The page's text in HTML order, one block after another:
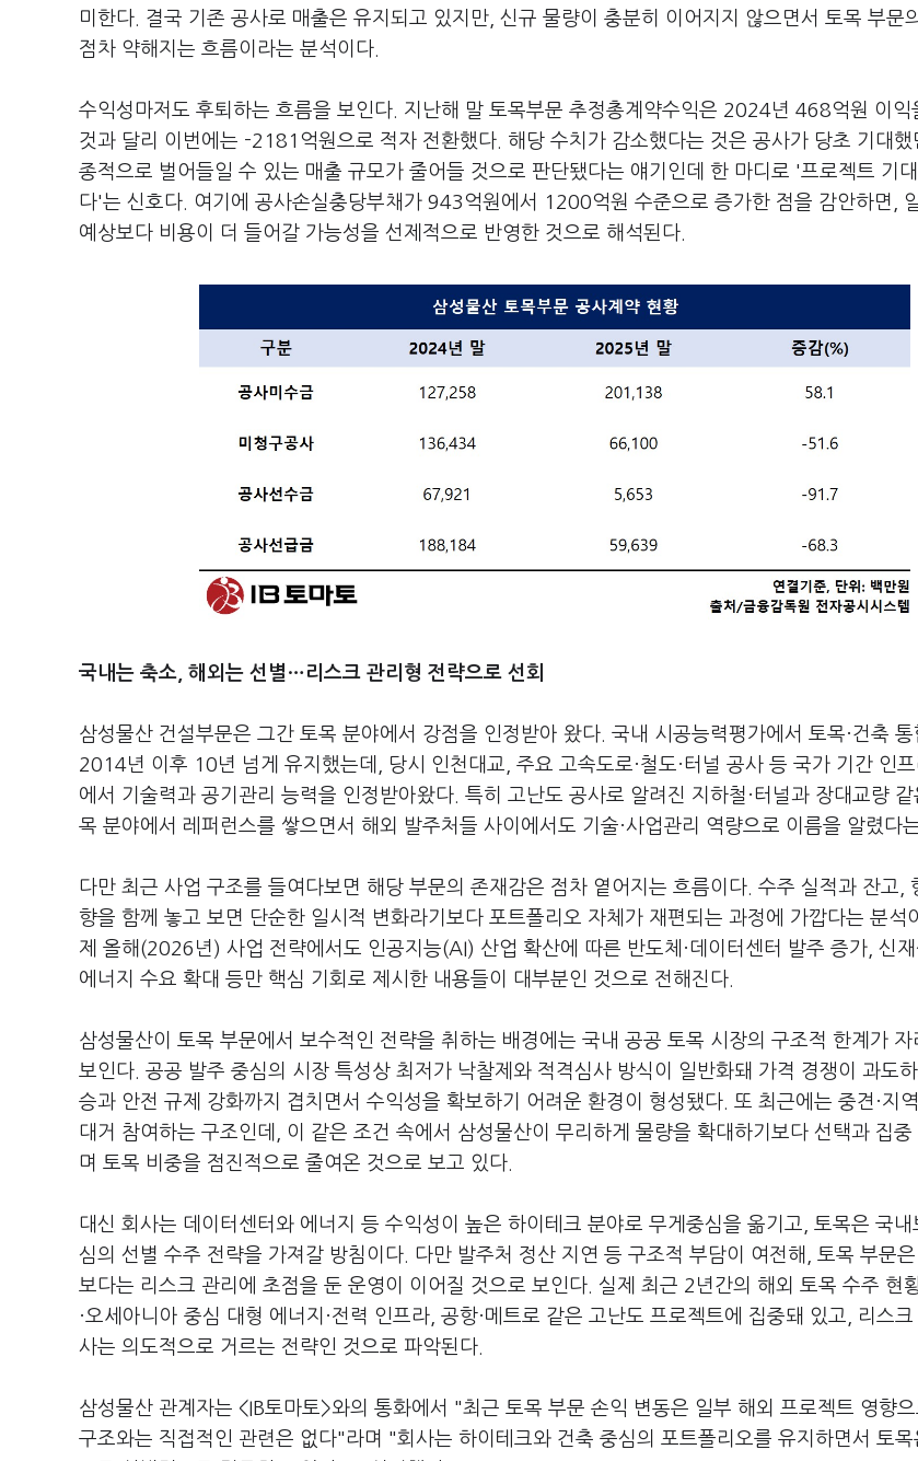
미한다. 결국 기존 공사로 매출은 유지되고 있지만, 신규 물량이 충분히 이어지지 않으면서 토목 부문
점차 약해지는 흐름이라는 분석이다.
수익성마저도 후퇴하는 흐름을 보인다. 지난해 말 토목부문 추정총계약수익은 2024년 468억원 이익
것과 달리 이번에는 -2181억원으로 적자 전환했다. 해당 수치가 감소했다는 것은 공사가 당초 기대했
종적으로 벌어들일 수 있는 매출 규모가 줄어들 것으로 판단됐다는 얘기인데 한 마디로 '프로젝트 기
다'는 신호다. 여기에 공사손실충당부채가 943억원에서 1200억원 수준으로 증가한 점을 감안하면,
예상보다 비용이 더 들어갈 가능성을 선제적으로 반영한 것으로 해석된다.
국내는 축소, 해외는 선별…리스크 관리형 전략으로 선회
삼성물산 건설부문은 그간 토목 분야에서 강점을 인정받아 왔다. 국내 시공능력평가에서 토목·건축
2014년 이후 10년 넘게 유지했는데, 당시 인천대교, 주요 고속도로·철도·터널 공사 등 국가 기간 인
에서 기술력과 공기관리 능력을 인정받아왔다. 특히 고난도 공사로 알려진 지하철·터널과 장대교량
목 분야에서 레퍼런스를 쌓으면서 해외 발주처들 사이에서도 기술·사업관리 역량으로 이름을 알렸다
다만 최근 사업 구조를 들여다보면 해당 부문의 존재감은 점차 옅어지는 흐름이다. 수주 실적과 잔고,
향을 함께 놓고 보면 단순한 일시적 변화라기보다 포트폴리오 자체가 재편되는 과정에 가깝다는 분석
제 올해(2026년) 사업 전략에서도 인공지능(AI) 산업 확산에 따른 반도체·데이터센터 발주 증가, 신재
에너지 수요 확대 등만 핵심 기회로 제시한 내용들이 대부분인 것으로 전해진다.
삼성물산이 토목 부문에서 보수적인 전략을 취하는 배경에는 국내 공공 토목 시장의 구조적 한계가 자
보인다. 공공 발주 중심의 시장 특성상 최저가 낙찰제와 적격심사 방식이 일반화돼 가격 경쟁이 과도
승과 안전 규제 강화까지 겹치면서 수익성을 확보하기 어려운 환경이 형성됐다. 또 최근에는 중견·지
대거 참여하는 구조인데, 이 같은 조건 속에서 삼성물산이 무리하게 물량을 확대하기보다 선택과 집
며 토목 비중을 점진적으로 줄여온 것으로 보고 있다.
대신 회사는 데이터센터와 에너지 등 수익성이 높은 하이테크 분야로 무게중심을 옮기고, 토목은 국내
심의 선별 수주 전략을 가져갈 방침이다. 다만 발주처 정산 지연 등 구조적 부담이 여전해, 토목 부문
보다는 리스크 관리에 초점을 둔 운영이 이어질 것으로 보인다. 실제 최근 2년간의 해외 토목 수주 현
·오세아니아 중심 대형 에너지·전력 인프라, 공항·메트로 같은 고난도 프로젝트에 집중돼 있고, 리스
사는 의도적으로 거르는 전략인 것으로 파악된다.
삼성물산 관계자는 <IB토마토>와의 통화에서 "최근 토목 부문 손익 변동은 일부 해외 프로젝트 영향
구조와는 직접적인 관련은 없다"라며 "회사는 하이테크와 건축 중심의 포트폴리오를 유지하면서 토목